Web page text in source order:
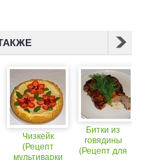
Чизкейк
(Рецепт
мультиварки
Битки из
говядины
(Рецепт для